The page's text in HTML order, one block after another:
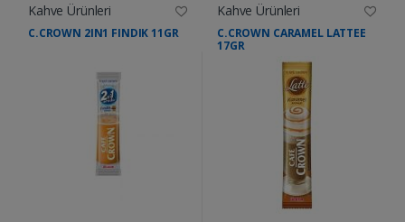
Kahve Ürünleri
C.CROWN 2IN1 FINDIK 11GR
Kahve Ürünleri
C.CROWN CARAMEL LATTEE
17GR